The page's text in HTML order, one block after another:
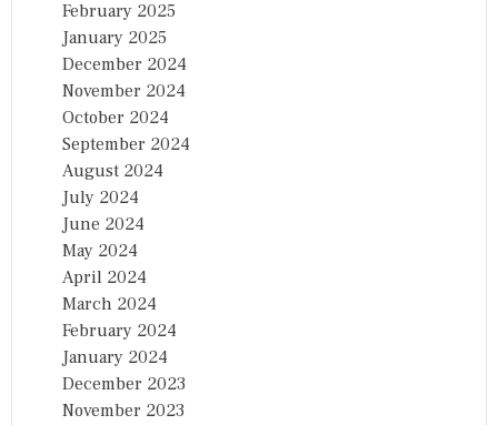
February 2025
January 2025
December 2024
November 2024
October 2024
September 2024
August 2024
July 2024
June 2024
May 2024
April 2024
March 2024
February 2024
January 2024
December 2023
November 2023